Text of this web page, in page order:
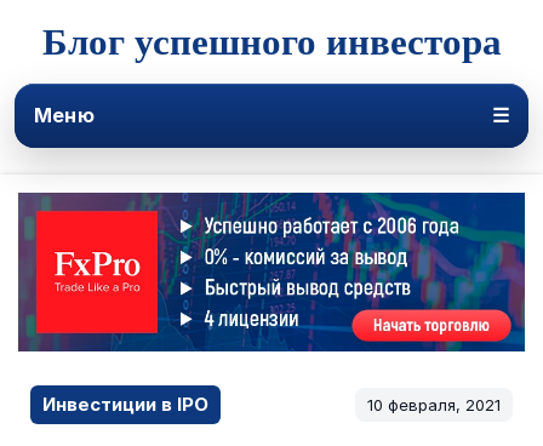
Блог успешного инвестора
Меню ☰
Инвестиции в IPO 10 февраля, 2021